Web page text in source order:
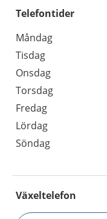
Telefontider
Måndag
Tisdag
Onsdag
Torsdag
Fredag
Lördag
Söndag
Växeltelefon